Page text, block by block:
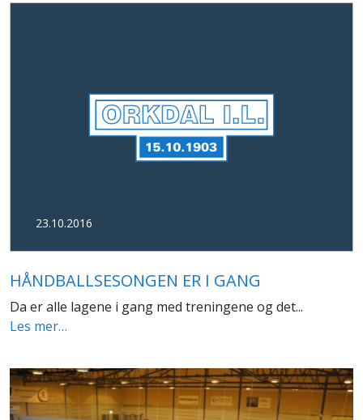
23.10.2016
HÅNDBALLSESONGEN ER I GANG
Da er alle lagene i gang med treningene og det...
Les mer…